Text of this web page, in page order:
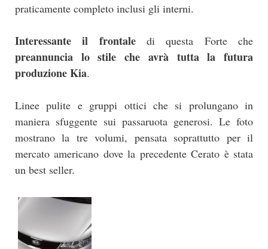
praticamente completo inclusi gli interni.
Interessante il frontaledi questa Forte che
preannuncia lo stile che avrà tutta la futura
produzione Kia.
Linee pulite e gruppi ottici che si prolungano in
maniera sfuggente sui passaruota generosi. Le foto
mostrano la tre volumi, pensata soprattutto per il
mercato americano dove la precedente Cerato è stata
un best seller.